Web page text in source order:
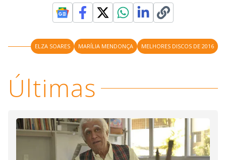
ELZA SOARES MARÍLIA MENDONÇA MELHORES DISCOS DE 2016
Últimas